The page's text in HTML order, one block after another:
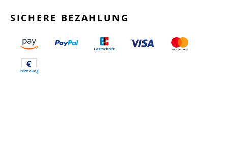
SICHERE BEZAHLUNG